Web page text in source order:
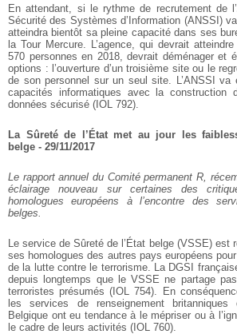
En attendant, si le rythme de recrutement de
Sécurité des Systèmes d’Information (ANSSI)
atteindra bientôt sa pleine capacité dans ses
la Tour Mercure. L’agence, qui devrait
570 personnes en 2018, devrait déménager et
options : l’ouverture d’un troisième site ou le
de son personnel sur un seul site. L’ANSSI va
capacités informatiques avec la construction
données sécurisé (IOL 792).
La Sûreté de l’État met au jour les
belge - 29/11/2017
Le rapport annuel du Comité permanent R,
éclairage nouveau sur certaines des
homologues européens à l’encontre des
belges.
Le service de Sûreté de l’État belge (VSSE) est
ses homologues des autres pays européens
de la lutte contre le terrorisme. La DGSI
depuis longtemps que le VSSE ne partage
terroristes présumés (IOL 754). En
les services de renseignement
Belgique ont eu tendance à le mépriser ou à
le cadre de leurs activités (IOL 760).